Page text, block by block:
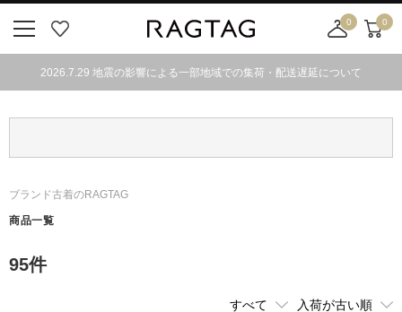
気
0
舗
カ
0
2026.7.29 地震の影響による一部地域での集荷・配送遅延について
ブランド古着のRAGTAG
商品一覧
95件